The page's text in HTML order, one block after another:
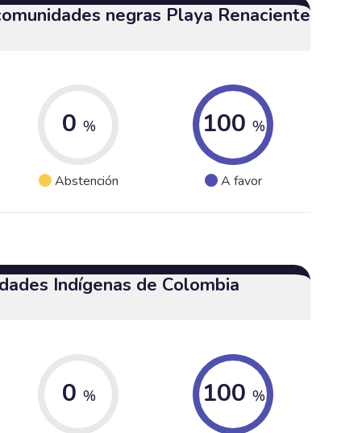
negras Playa Renaciente
0 %
Abstención
100 %
A favor
Indígenas de Colombia
0 % 100 %